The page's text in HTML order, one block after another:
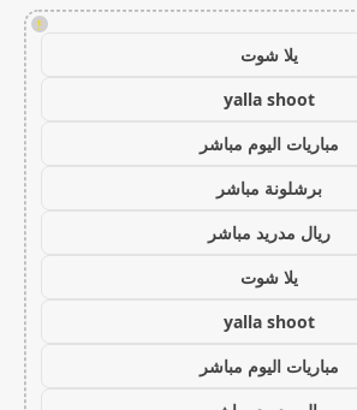
!
يلا شوت
yalla shoot
مباريات اليوم مباشر
برشلونة مباشر
ريال مدريد مباشر
يلا شوت
yalla shoot
مباريات اليوم مباشر